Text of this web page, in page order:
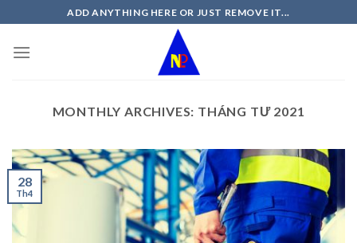
to
content
ADD ANYTHING HERE OR JUST REMOVE IT...
MONTHLY ARCHIVES: THÁNG TƯ 2021
28
Th4